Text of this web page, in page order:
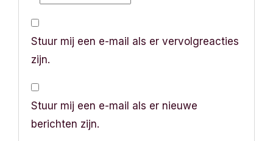
Stuur mij een e-mail als er vervolgreacties
zijn.
Stuur mij een e-mail als er nieuwe
berichten zijn.